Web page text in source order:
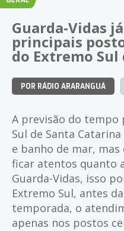
Guarda-Vidas
principais
do Extremo Sul
POR RÁDIO ARARANGUÁ
A previsão do tempo
Sul de Santa
e banho de mar,
ficar atentos quanto
Guarda-Vidas, isso
Extremo Sul, antes
temporada, o
apenas nos postos